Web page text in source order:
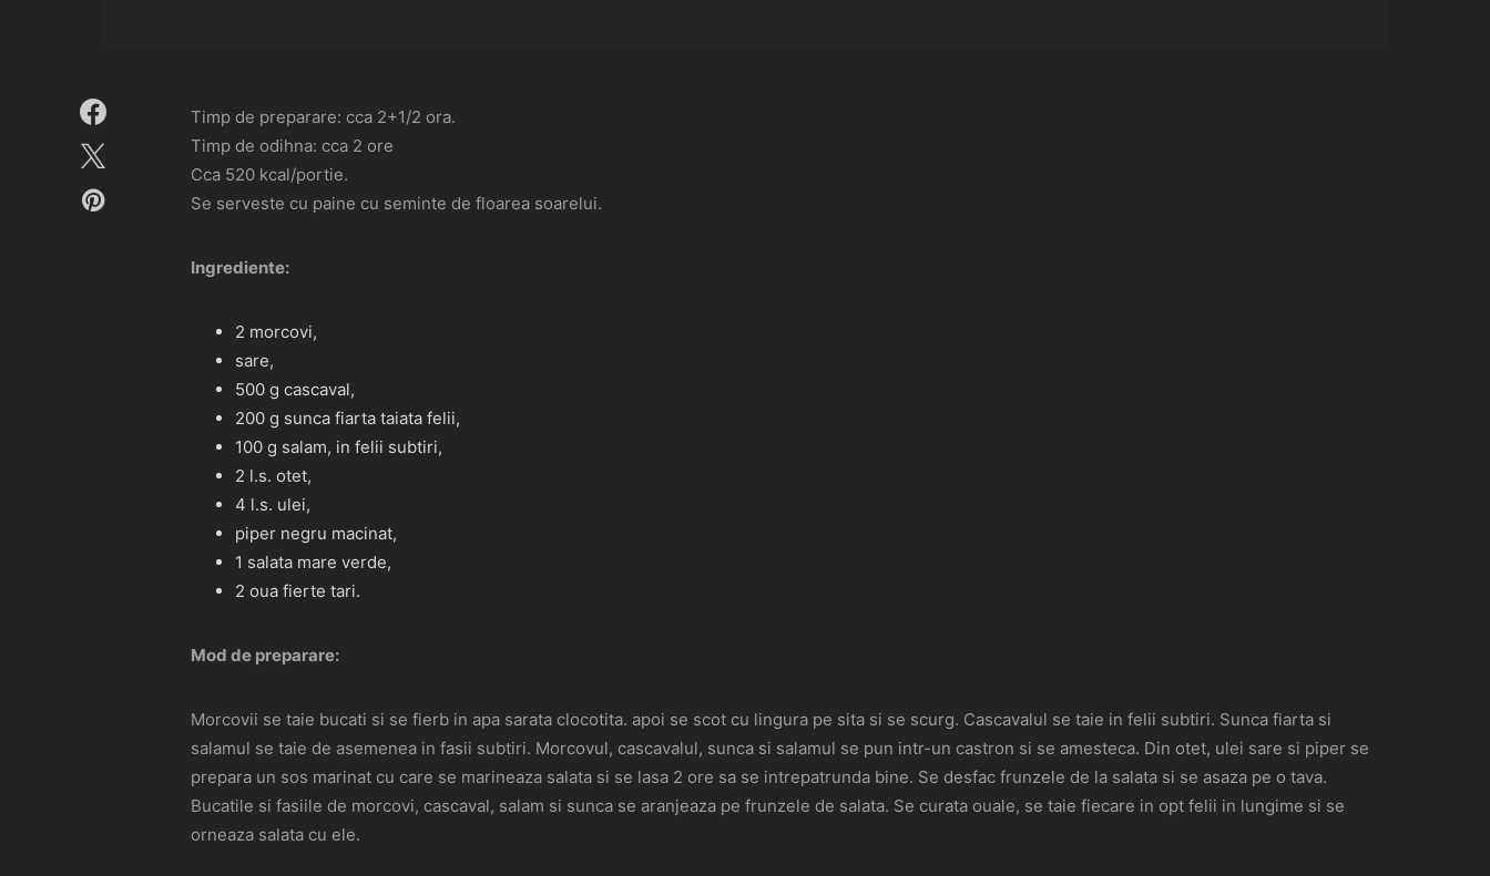
Timp de preparare: cca 2+1/2 ora.
Timp de odihna: cca 2 ore
Cca 520 kcal/portie.
Se serveste cu paine cu seminte de floarea soarelui.
Ingrediente:
2 morcovi,
sare,
500 g cascaval,
200 g sunca fiarta taiata felii,
100 g salam, in felii subtiri,
2 l.s. otet,
4 l.s. ulei,
piper negru macinat,
1 salata mare verde,
2 oua fierte tari.
Mod de preparare:
Morcovii se taie bucati si se fierb in apa sarata clocotita. apoi se scot cu lingura pe sita si se scurg. Cascavalul se taie in felii subtiri. Sunca fiarta si
salamul se taie de asemenea in fasii subtiri. Morcovul, cascavalul, sunca si salamul se pun intr-un castron si se amesteca. Din otet, ulei sare si piper se
prepara un sos marinat cu care se marineaza salata si se lasa 2 ore sa se intrepatrunda bine. Se desfac frunzele de la salata si se asaza pe o tava.
Bucatile si fasiile de morcovi, cascaval, salam si sunca se aranjeaza pe frunzele de salata. Se curata ouale, se taie fiecare in opt felii in lungime si se
orneaza salata cu ele.